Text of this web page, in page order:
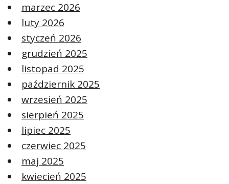
marzec 2026
luty 2026
styczeń 2026
grudzień 2025
listopad 2025
październik 2025
wrzesień 2025
sierpień 2025
lipiec 2025
czerwiec 2025
maj 2025
kwiecień 2025